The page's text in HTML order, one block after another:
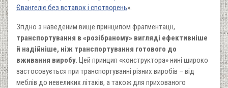
Євангеліє без вставок і спотворень».
Згідно з наведеним вище принципом фрагментації,
транспортування в «розібраному» вигляді ефективніше
й надійніше, ніж транспортування готового до
вживання виробу . Цей принцип «конструктора» нині широко
застосовується при транспортуванні різних виробів – від
меблів до невеликих літаків, а також для прихованого